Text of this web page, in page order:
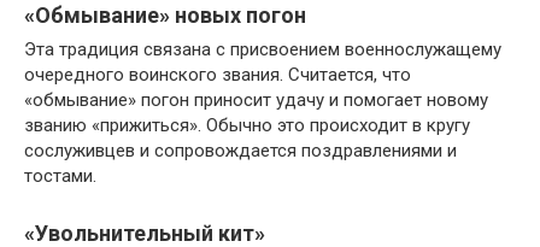
«Обмывание» новых погон
Эта традиция связана с присвоением военнослужащему
очередного воинского звания. Считается, что
«обмывание» погон приносит удачу и помогает новому
званию «прижиться». Обычно это происходит в кругу
сослуживцев и сопровождается поздравлениями и
тостами.
«Увольнительный кит»